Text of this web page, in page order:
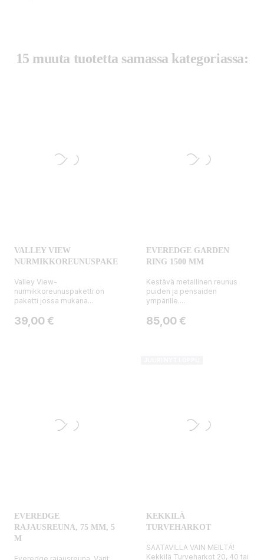
15 muuta tuotetta samassa kategoriassa:
VALLEY VIEW
NURMIKKOREUNUSPAKETTI
Valley View-
nurmikkoreunuspaketti on
paketti jossa mukana...
Hinta
39,00 €
EVEREDGE GARDEN
RING 1500 MM
Kestävä metallinen reunus
puiden ja pensaiden
ympärille....
Hinta
85,00 €
EVEREDGE
RAJAUSREUNA, 75 MM, 5
M
KEKKILÄ
TURVEHARKOT
SAATAVILLA VAIN MEILTÄ!
Kekkilä Turveharkot 20, 40 tai